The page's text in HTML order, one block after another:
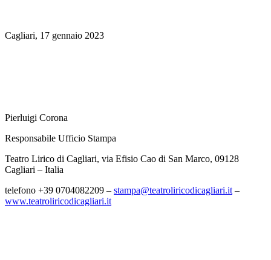
Cagliari, 17 gennaio 2023
Pierluigi Corona
Responsabile Ufficio Stampa
Teatro Lirico di Cagliari, via Efisio Cao di San Marco, 09128
Cagliari – Italia
telefono +39 0704082209 – stampa@teatroliricodicagliari.it –
www.teatroliricodicagliari.it